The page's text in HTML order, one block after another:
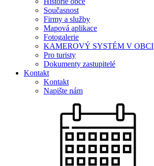
Současnost
Firmy a služby
Mapová aplikace
Fotogalerie
KAMEROVÝ SYSTÉM V OBCI
Pro turisty
Dokumenty zastupitelé
Kontakt
Kontakt
Napište nám